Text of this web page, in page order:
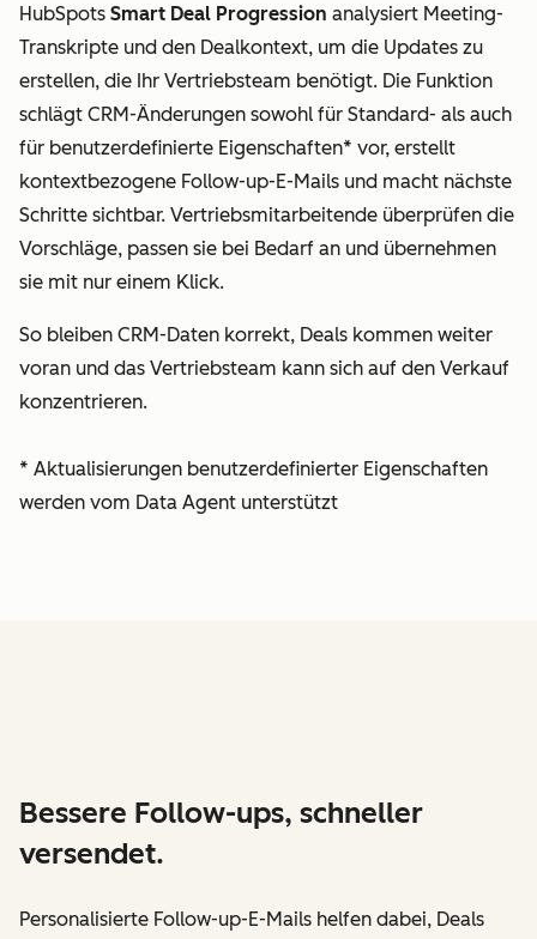
HubSpots Smart Deal Progression analysiert Meeting-
Transkripte und den Dealkontext, um die Updates zu
erstellen, die Ihr Vertriebsteam benötigt. Die Funktion
schlägt CRM-Änderungen sowohl für Standard- als auch
für benutzerdefinierte Eigenschaften* vor, erstellt
kontextbezogene Follow-up-E-Mails und macht nächste
Schritte sichtbar. Vertriebsmitarbeitende überprüfen die
Vorschläge, passen sie bei Bedarf an und übernehmen
sie mit nur einem Klick.
So bleiben CRM-Daten korrekt, Deals kommen weiter
voran und das Vertriebsteam kann sich auf den Verkauf
konzentrieren.
* Aktualisierungen benutzerdefinierter Eigenschaften
werden vom Data Agent unterstützt
Bessere Follow-ups, schneller
versendet.
Personalisierte Follow-up-E-Mails helfen dabei, Deals